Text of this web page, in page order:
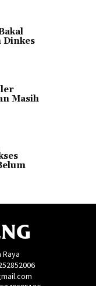
Dinkes
Masih
Raya